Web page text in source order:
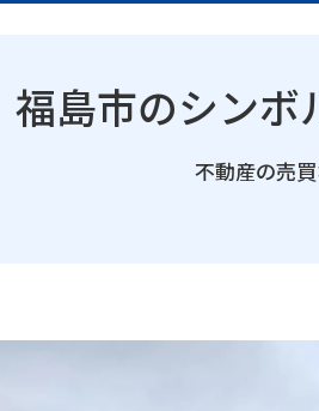
福島市のシンボ
不動産の売